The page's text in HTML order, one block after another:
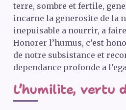
terre, sombre et fertile,
incarne la generosite de la
inepuisable a nourrir, a
Honorer l’humus, c’est
de notre subsistance et
dependance profonde a
L’humilite, vertu